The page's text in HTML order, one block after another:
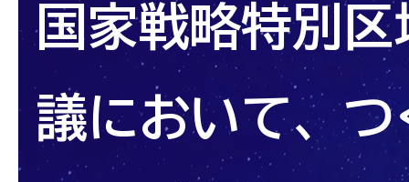
国家戦略特別区
議において、